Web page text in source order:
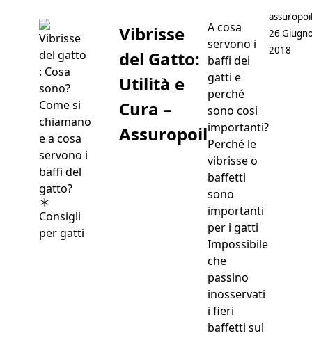
Consigli
per gatti
Vibrisse
del Gatto:
Utilità e
Cura –
Assuropoil
A cosa
servono i
baffi dei
gatti e
perché
sono cosi
importanti?
Perché le
vibrisse o
baffetti
sono
importanti
per i gatti
Impossibile
che
passino
inosservati
i fieri
baffetti sul
Postato
assuropoil
26
2018